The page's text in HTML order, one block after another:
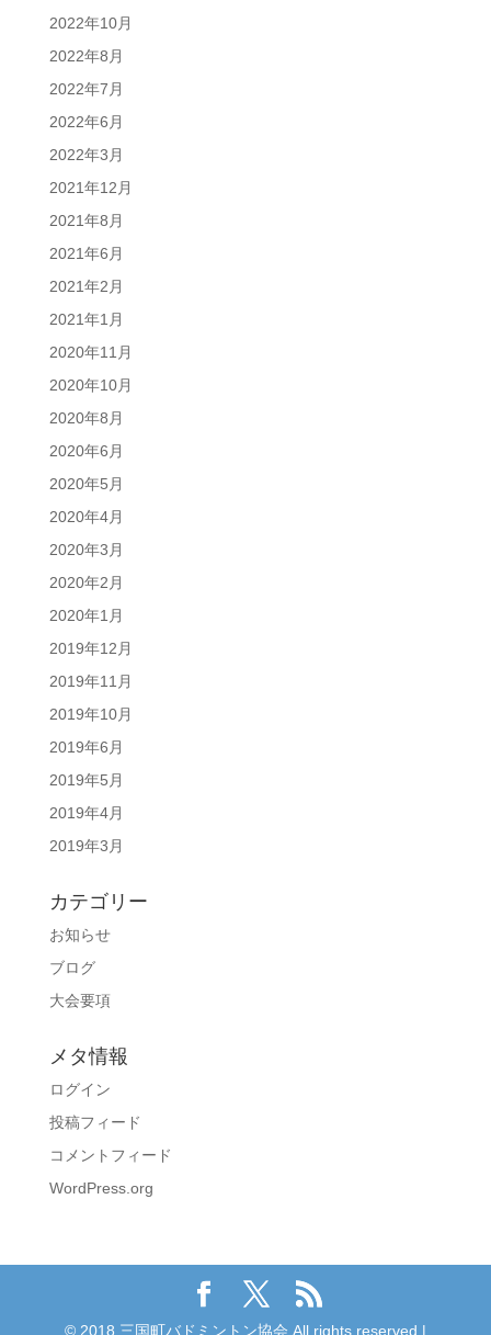
2022年10月
2022年8月
2022年7月
2022年6月
2022年3月
2021年12月
2021年8月
2021年6月
2021年2月
2021年1月
2020年11月
2020年10月
2020年8月
2020年6月
2020年5月
2020年4月
2020年3月
2020年2月
2020年1月
2019年12月
2019年11月
2019年10月
2019年6月
2019年5月
2019年4月
2019年3月
カテゴリー
お知らせ
ブログ
大会要項
メタ情報
ログイン
投稿フィード
コメントフィード
WordPress.org
© 2018 三国町バドミントン協会 All rights reserved |